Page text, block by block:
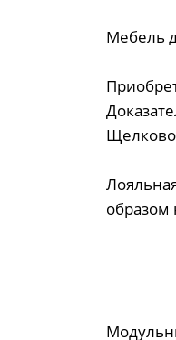
Мебель
образом